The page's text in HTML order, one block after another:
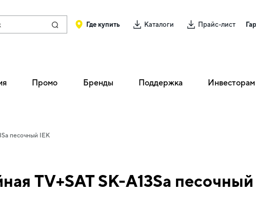
Где купить Каталоги Прайс-лист
Промо Бренды Поддержка Инвесторам
песочный IEK
TV+SAT SK-A13Sa